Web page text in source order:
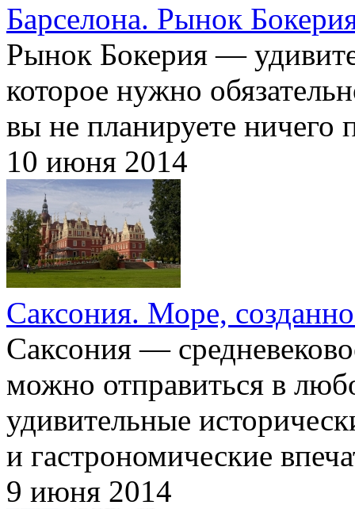
Барселона. Рынок
Рынок Бокерия —
которое нужно
вы не планируете ничего
10 июня 2014
Саксония. Море,
Саксония —
можно отправиться в
удивительные
и гастрономические
9 июня 2014